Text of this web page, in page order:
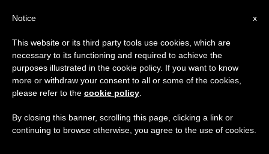
ETIQUETA
Posts Tagged
‘Camerino-San
Severino’
×
Aviso importante
Del 27 de julio al 7 de agosto haremos la pausa
anual, aprovechando que en el periodo de verano
se generan menos informaciones y también el
x
Notice
This website or its third party tools use cookies, which are
necessary to its functioning and required to achieve the
purposes illustrated in the cookie policy. If you want to know
more or withdraw your consent to all or some of the cookies,
please refer to the cookie policy
By closing this banner, scrolling this page, clicking a link or
continuing to browse otherwise, you agree to the use of cookies.